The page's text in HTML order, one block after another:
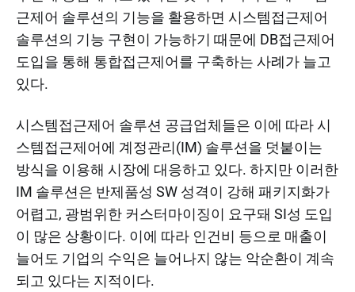
근제어 솔루션의 기능을 활용하면 시스템접근제어
솔루션의 기능 구현이 가능하기 때문에 DB접근제어
도입을 통해 통합접근제어를 구축하는 사례가 늘고
있다.​
시스템접근제어 솔루션 공급업체들은 이에 따라 시
스템접근제어에 계정관리(IM) 솔루션을 덧붙이는
방식을 이용해 시장에 대응하고 있다. 하지만 이러한
IM 솔루션은 반제품성 SW 성격이 강해 패키지화가
어렵고, 광범위한 커스터마이징이 요구돼 SI성 도입
이 많은 상황이다. 이에 따라 인건비 등으로 매출이
늘어도 기업의 수익은 늘어나지 않는 악순환이 계속
되고 있다는 지적이다.​